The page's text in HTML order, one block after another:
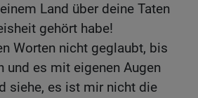
Land über deine Taten
gehört habe!
Worten nicht geglaubt, bis
und es mit eigenen Augen
siehe, es ist mir nicht die